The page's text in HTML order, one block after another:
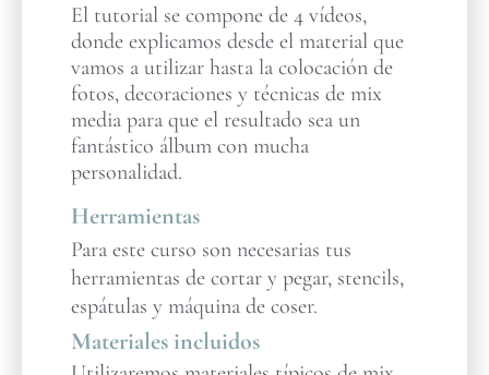
El tutorial se compone de 4 vídeos,
donde explicamos desde el material que
vamos a utilizar hasta la colocación de
fotos, decoraciones y técnicas de mix
media para que el resultado sea un
fantástico álbum con mucha
personalidad.
Herramientas
Para este curso son necesarias tus
herramientas de cortar y pegar, stencils,
espátulas y máquina de coser.
Materiales incluidos